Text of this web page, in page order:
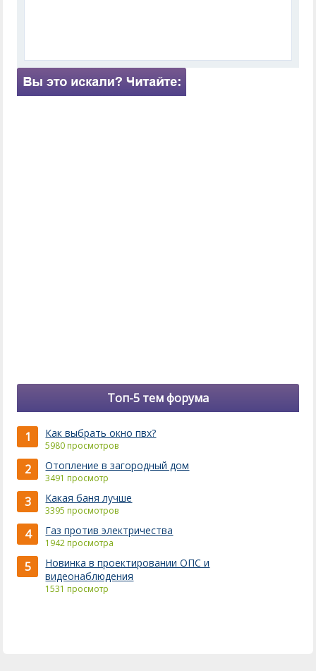
Топ-5 тем форума
1 Как выбрать окно пвх?
5980 просмотров
2 Отопление в загородный дом
3491 просмотр
3 Какая баня лучше
3395 просмотров
4 Газ против электричества
1942 просмотра
5
Новинка в проектировании ОПС и
видеонаблюдения
1531 просмотр